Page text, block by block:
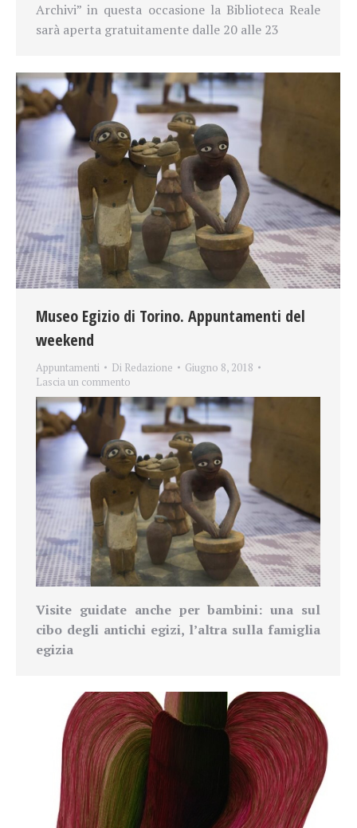
Archivi” in questa occasione la Biblioteca Reale
sarà aperta gratuitamente dalle 20 alle 23
Museo Egizio di Torino. Appuntamenti del
weekend
Appuntamenti Di Redazione
Giugno 8, 2018
Lascia un commento
Visite guidate anche per bambini: una sul
cibo degli antichi egizi, l’altra sulla famiglia
egizia